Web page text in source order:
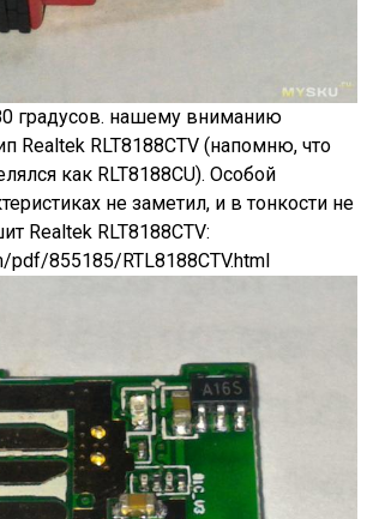
градусов. нашему вниманию
Realtek RLT8188CTV (напомню, что
как RLT8188CU). Особой
не заметил, и в тонкости не
Realtek RLT8188CTV:
pdf/855185/RTL8188CTV.html